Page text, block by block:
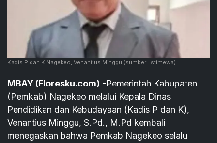
Kadis P dan K Nagekeo, Venantius Minggu (sumber: Istimewa)
MBAY (Floresku.com) -Pemerintah Kabupaten
(Pemkab) Nagekeo melalui Kepala Dinas
Pendidikan dan Kebudayaan (Kadis P dan K),
Venantius Minggu, S.Pd., M.Pd kembali
menegaskan bahwa Pemkab Nagekeo selalu